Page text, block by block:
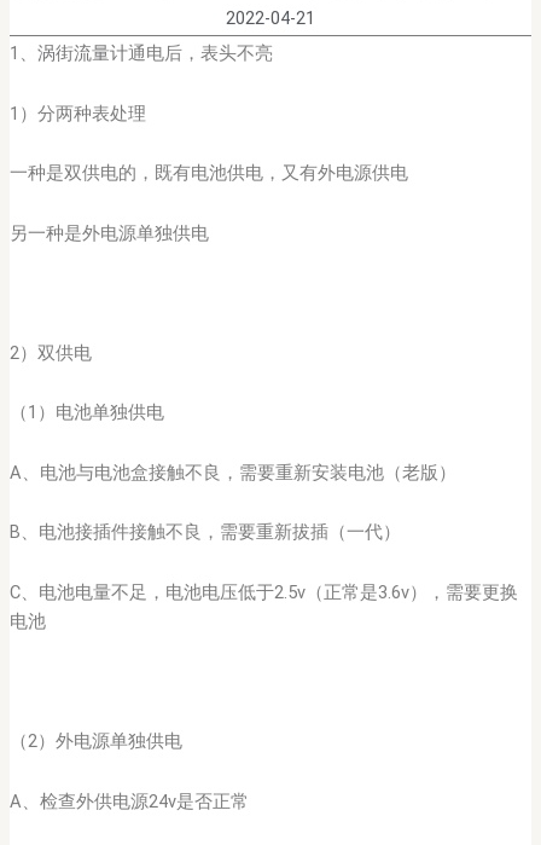
2022-04-21
1、 涡街流量计通电后，表头不亮
1）分两种表处理
一种是双供电的，既有电池供电，又有外电源供电
另一种是外电源单独供电
2）双供电
（1）电池单独供电
A、电池与电池盒接触不良，需要重新安装电池（老版）
B、电池接插件接触不良，需要重新拔插（一代）
C、电池电量不足，电池电压低于2.5v（正常是3.6v），需要更换
电池
（2）外电源单独供电
A、检查外供电源24v是否正常